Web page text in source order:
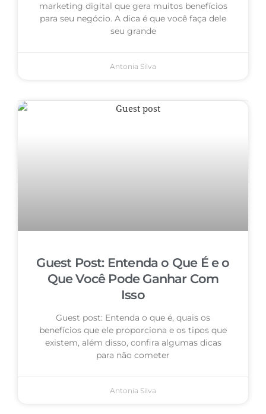
marketing digital que gera muitos benefícios
para seu negócio. A dica é que você faça dele
seu grande
Antonia Silva
Guest Post: Entenda o Que É e o
Que Você Pode Ganhar Com
Isso
Guest post: Entenda o que é, quais os
benefícios que ele proporciona e os tipos que
existem, além disso, confira algumas dicas
para não cometer
Antonia Silva